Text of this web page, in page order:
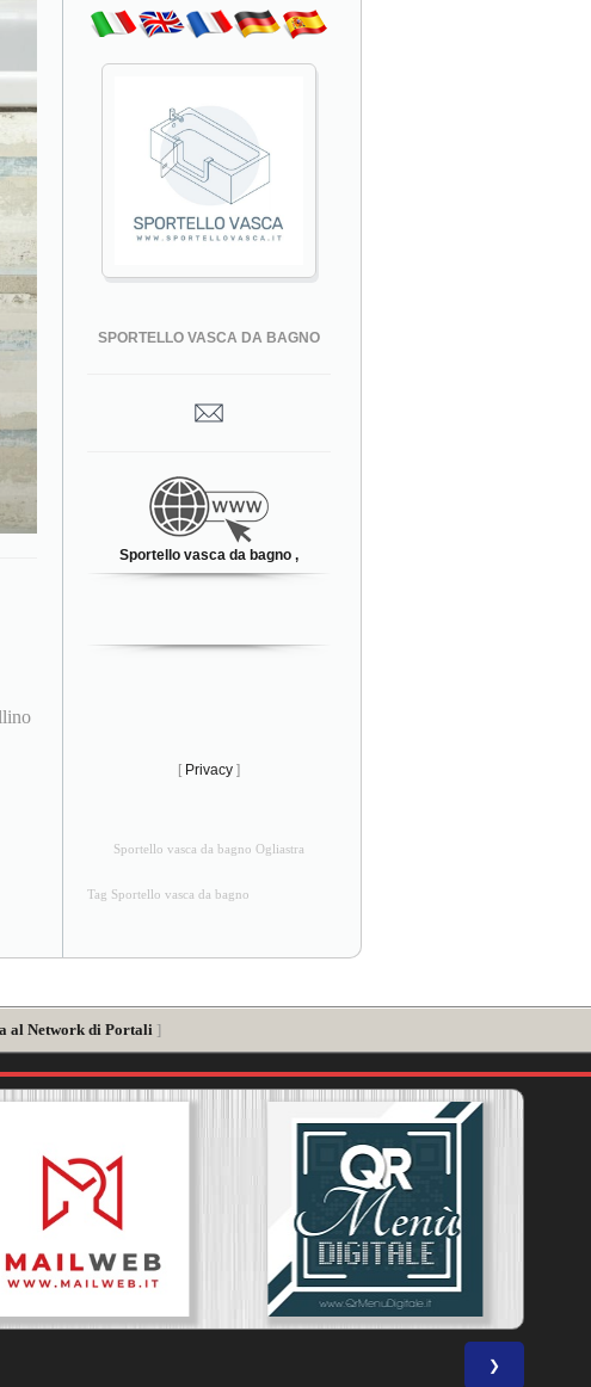
SPORTELLO VASCA DA BAGNO
Sportello vasca da bagno ,
[ Privacy ]
Sportello vasca da bagno Ogliastra
Tag Sportello vasca da bagno
al Network di Portali ]
❯